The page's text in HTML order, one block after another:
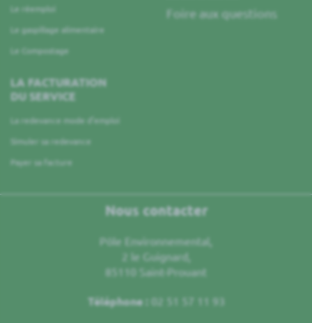
Le réemploi
Le gaspillage alimentaire
Le Compostage
Foire aux questions
LA FACTURATION
DU SERVICE
La redevance mode d’emploi
Simuler sa redevance
Payer sa facture
Nous contacter
Pôle Environnemental,
2 le Guignard,
85110 Saint-Prouant
Téléphone : 02 51 57 11 93